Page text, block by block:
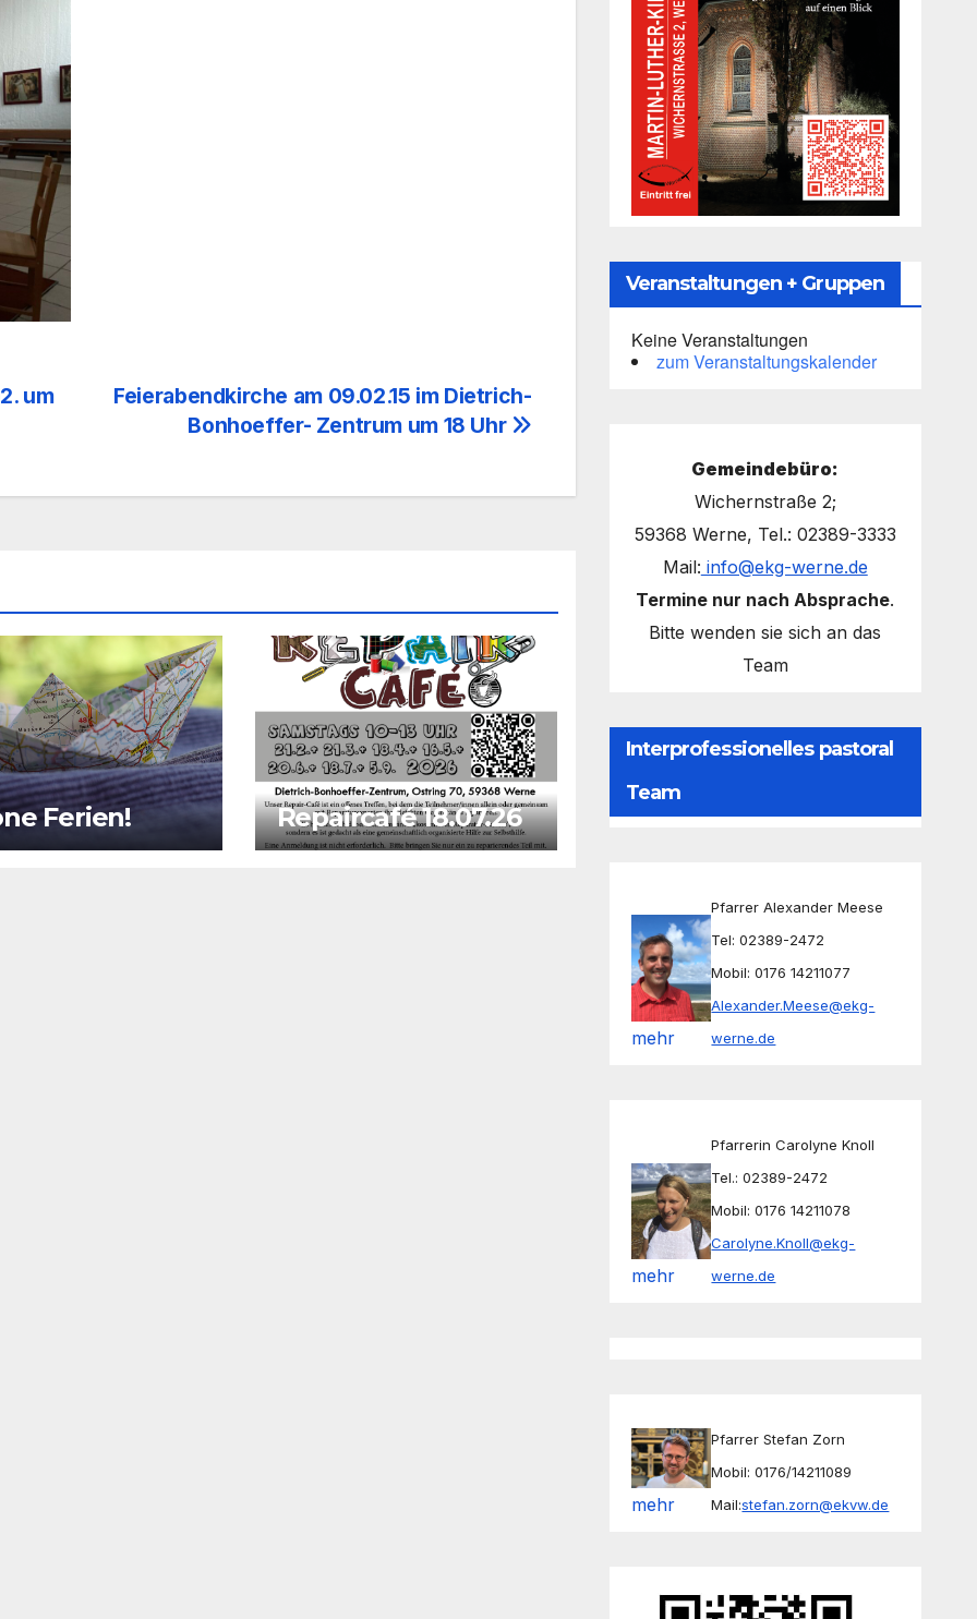
Feierabendkirche am 09.02.15 im Dietrich-
Bonhoeffer- Zentrum um 18 Uhr
um
Ferien! Repaircafé 18.07.26
Veranstaltungen + Gruppen
Keine Veranstaltungen
zum Veranstaltungskalender
Gemeindebüro:
Wichernstraße 2;
59368 Werne, Tel.: 02389-3333
Mail: info@ekg-werne.de
Termine nur nach Absprache.
Bitte wenden sie sich an das
Team
Interprofessionelles pastoral
Team
mehr
Pfarrer Alexander Meese
Tel: 02389-2472
Mobil: 0176 14211077
Alexander.Meese@ekg-
werne.de
mehr
Pfarrerin Carolyne Knoll
Tel.: 02389-2472
Mobil: 0176 14211078
Carolyne.Knoll@ekg-
werne.de
mehr
Pfarrer Stefan Zorn
Mobil: 0176/14211089
Mail:stefan.zorn@ekvw.de